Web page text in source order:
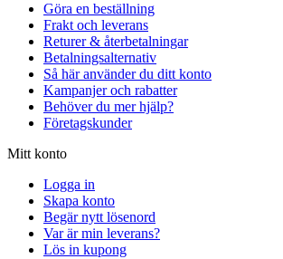
Göra en beställning
Frakt och leverans
Returer & återbetalningar
Betalningsalternativ
Så här använder du ditt konto
Kampanjer och rabatter
Behöver du mer hjälp?
Företagskunder
Mitt konto
Logga in
Skapa konto
Begär nytt lösenord
Var är min leverans?
Lös in kupong